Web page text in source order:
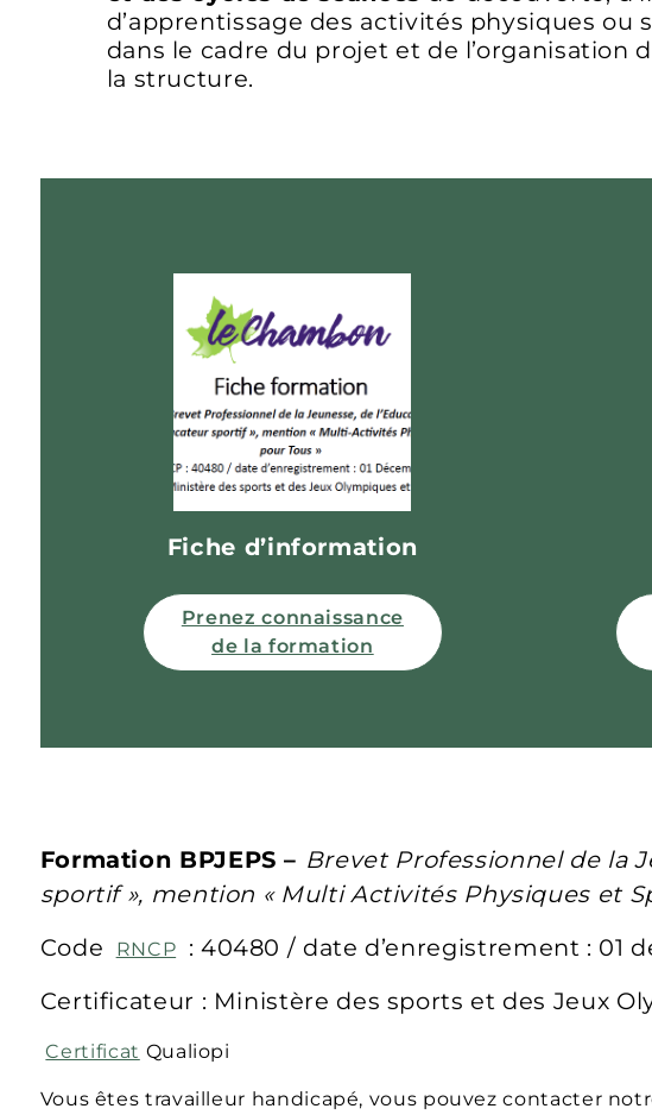
d’apprentissage des activités physiques ou
dans le cadre du projet et de l’organisation
la structure.
Fiche d’information
Prenez connaissance
de la formation
Formation BPJEPS – Brevet Professionnel de la
sportif », mention « Multi Activités Physiques et
Code
RNCP
: 40480 / date d’enregistrement : 01
Certificateur : Ministère des sports et des Jeux
Certificat Qualiopi
Vous êtes travailleur handicapé, vous pouvez contacter